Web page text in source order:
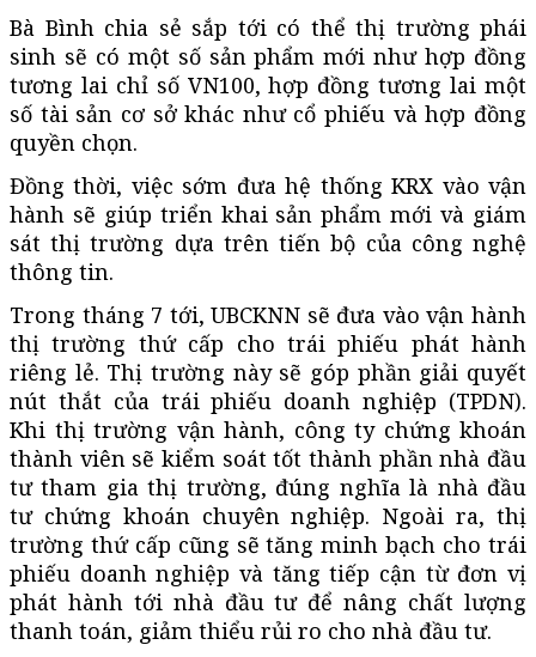
Bà Bình chia sẻ sắp tới có thể thị trường phái
sinh sẽ có một số sản phẩm mới như hợp đồng
tương lai chỉ số VN100, hợp đồng tương lai một
số tài sản cơ sở khác như cổ phiếu và hợp đồng
quyền chọn.
Đồng thời, việc sớm đưa hệ thống KRX vào vận
hành sẽ giúp triển khai sản phẩm mới và giám
sát thị trường dựa trên tiến bộ của công nghệ
thông tin.
Trong tháng 7 tới, UBCKNN sẽ đưa vào vận hành
thị trường thứ cấp cho trái phiếu phát hành
riêng lẻ. Thị trường này sẽ góp phần giải quyết
nút thắt của trái phiếu doanh nghiệp (TPDN).
Khi thị trường vận hành, công ty chứng khoán
thành viên sẽ kiểm soát tốt thành phần nhà đầu
tư tham gia thị trường, đúng nghĩa là nhà đầu
tư chứng khoán chuyên nghiệp. Ngoài ra, thị
trường thứ cấp cũng sẽ tăng minh bạch cho trái
phiếu doanh nghiệp và tăng tiếp cận từ đơn vị
phát hành tới nhà đầu tư để nâng chất lượng
thanh toán, giảm thiểu rủi ro cho nhà đầu tư.